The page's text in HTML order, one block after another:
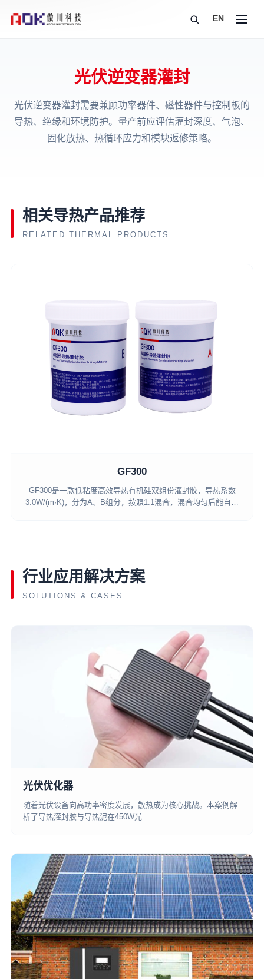
EN
光伏逆变器灌封
光伏逆变器灌封需要兼顾功率器件、磁性器件与控制板的
导热、绝缘和环境防护。量产前应评估灌封深度、气泡、
固化放热、热循环应力和模块返修策略。
相关导热产品推荐
RELATED THERMAL PRODUCTS
GF300
GF300是一款低粘度高效导热有机硅双组份灌封胶，导热系数
3.0W/(m·K)，分为A、B组分，按照1:1混合，混合均匀后能自排
行业应用解决方案
SOLUTIONS & CASES
光伏优化器
随着光伏设备向高功率密度发展，散热成为核心挑战。本案例解
析了导热灌封胶与导热泥在450W光...